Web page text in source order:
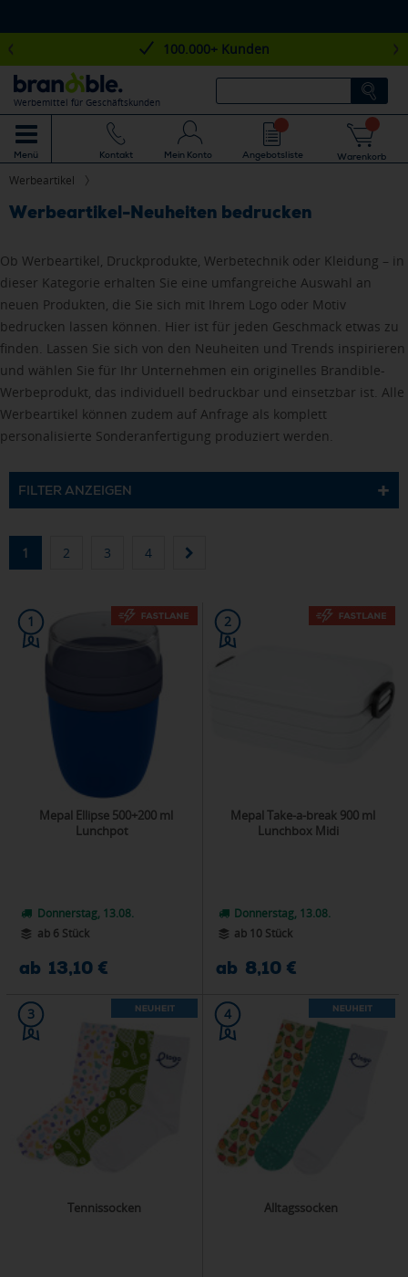
100.000+ Kunden
Werbemittel für Geschäftskunden
Menü Kontakt Mein Konto Angebotsliste Warenkorb
Werbeartikel
Werbeartikel-Neuheiten bedrucken
Ob Werbeartikel, Druckprodukte, Werbetechnik oder Kleidung – in
dieser Kategorie erhalten Sie eine umfangreiche Auswahl an
neuen Produkten, die Sie sich mit Ihrem Logo oder Motiv
bedrucken lassen können. Hier ist für jeden Geschmack etwas zu
finden. Lassen Sie sich von den Neuheiten und Trends inspirieren
und wählen Sie für Ihr Unternehmen ein originelles Brandible-
Werbeprodukt, das individuell bedruckbar und einsetzbar ist. Alle
Werbeartikel können zudem auf Anfrage als komplett
personalisierte Sonderanfertigung produziert werden.
FILTER ANZEIGEN
1 2 3 4
1
Mepal Ellipse 500+200 ml
Lunchpot
Donnerstag, 13.08.
ab 6 Stück
ab 13,10 €
2
Mepal Take-a-break 900 ml
Lunchbox Midi
Donnerstag, 13.08.
ab 10 Stück
ab 8,10 €
3
Tennissocken
4
Alltagssocken